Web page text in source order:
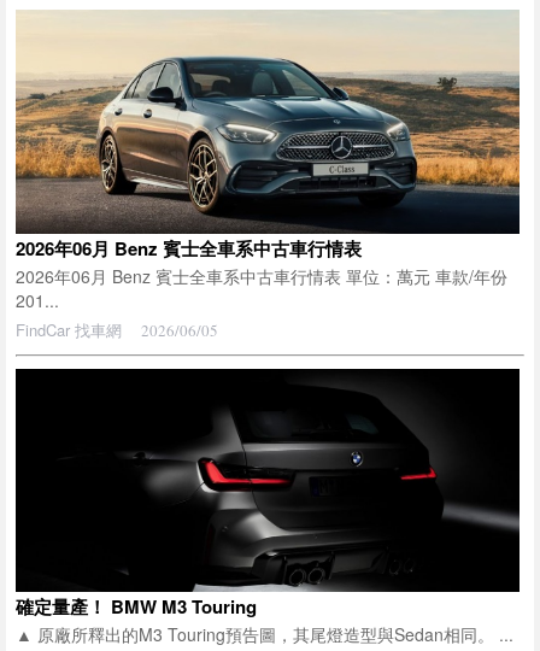
2026年06月 Benz 賓士全車系中古車行情表
2026年06月 Benz 賓士全車系中古車行情表 單位：萬元 車款/年份
201...
FindCar 找車網 2026/06/05
確定量產！ BMW M3 Touring
▲ 原廠所釋出的M3 Touring預告圖，其尾燈造型與Sedan相同。 ...